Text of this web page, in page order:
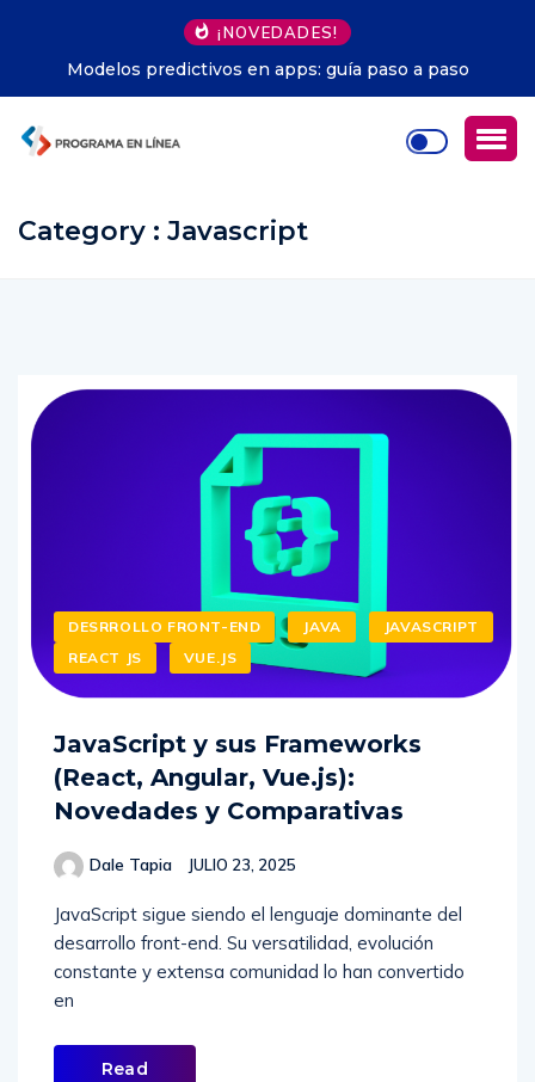
¡NOVEDADES!
Modelos predictivos en apps: guía paso a paso
Category : Javascript
DESRROLLO FRONT-END JAVA
JAVASCRIPT
REACT JS
VUE.JS
JavaScript y sus Frameworks
(React, Angular, Vue.js):
Novedades y Comparativas
Dale Tapia JULIO 23, 2025
JavaScript sigue siendo el lenguaje dominante del
desarrollo front-end. Su versatilidad, evolución
constante y extensa comunidad lo han convertido
en
Read